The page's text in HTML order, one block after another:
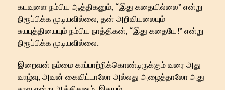
கடவுளை நம்பிய ஆத்திகனும், “இது கதையில்லை” என்று
நிரூப்பிக்க முடியவில்லை, தன் அறிவியலையும்
சுயபுத்தியையும் நம்பிய நாத்திகன், “இது கதையே!” என்று
நிரூப்பிக்க முடியவில்லை.
இறைவன் நம்மை காப்பாற்றிக்கொண்டிருக்கும் வரை அது
வாழ்வு, அவன் கைவிட்டாலோ அல்லது அழைத்தாலோ அது